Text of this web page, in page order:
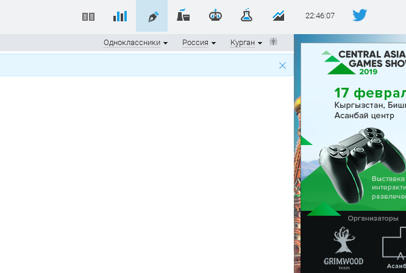
22:46:08
Курган
Россия
Одноклассники